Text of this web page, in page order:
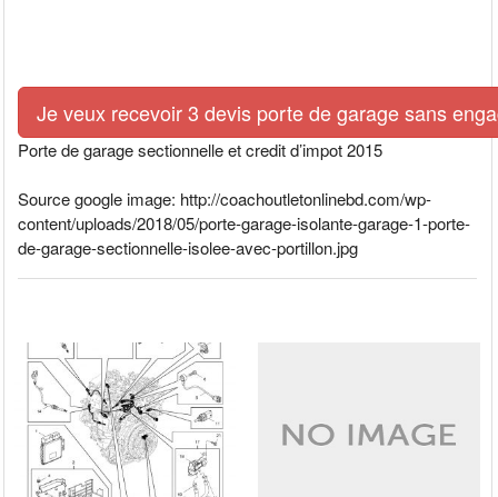
Je veux recevoir 3 devis porte de garage sans
Porte de garage sectionnelle et credit d’impot 2015
Source google image: http://coachoutletonlinebd.com/wp-
content/uploads/2018/05/porte-garage-isolante-garage-1-porte-
de-garage-sectionnelle-isolee-avec-portillon.jpg